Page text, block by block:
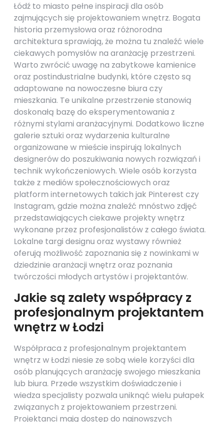
Łódź to miasto pełne inspiracji dla osób
zajmujących się projektowaniem wnętrz. Bogata
historia przemysłowa oraz różnorodna
architektura sprawiają, że można tu znaleźć wiele
ciekawych pomysłów na aranżację przestrzeni.
Warto zwrócić uwagę na zabytkowe kamienice
oraz postindustrialne budynki, które często są
adaptowane na nowoczesne biura czy
mieszkania. Te unikalne przestrzenie stanowią
doskonałą bazę do eksperymentowania z
różnymi stylami aranżacyjnymi. Dodatkowo liczne
galerie sztuki oraz wydarzenia kulturalne
organizowane w mieście inspirują lokalnych
designerów do poszukiwania nowych rozwiązań i
technik wykończeniowych. Wiele osób korzysta
także z mediów społecznościowych oraz
platform internetowych takich jak Pinterest czy
Instagram, gdzie można znaleźć mnóstwo zdjęć
przedstawiających ciekawe projekty wnętrz
wykonane przez profesjonalistów z całego świata.
Lokalne targi designu oraz wystawy również
oferują możliwość zapoznania się z nowinkami w
dziedzinie aranżacji wnętrz oraz poznania
twórczości młodych artystów i projektantów.
Jakie są zalety współpracy z
profesjonalnym projektantem
wnętrz w Łodzi
Współpraca z profesjonalnym projektantem
wnętrz w Łodzi niesie ze sobą wiele korzyści dla
osób planujących aranżację swojego mieszkania
lub biura. Przede wszystkim doświadczenie i
wiedza specjalisty pozwala uniknąć wielu pułapek
związanych z projektowaniem przestrzeni.
Projektanci mają dostęp do najnowszych